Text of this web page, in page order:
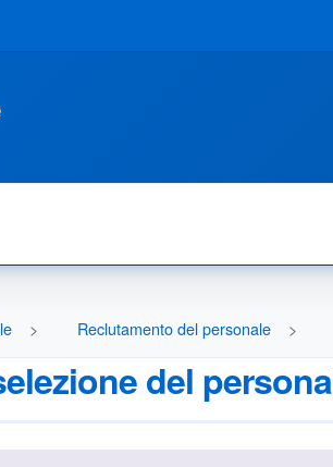
Reclutamento del personale
del